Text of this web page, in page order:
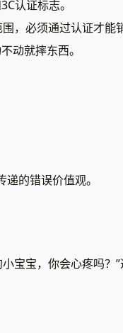
认证标志。
，必须通过认证才能
动就摔东西。
的错误价值观。
宝宝，你会心疼吗？